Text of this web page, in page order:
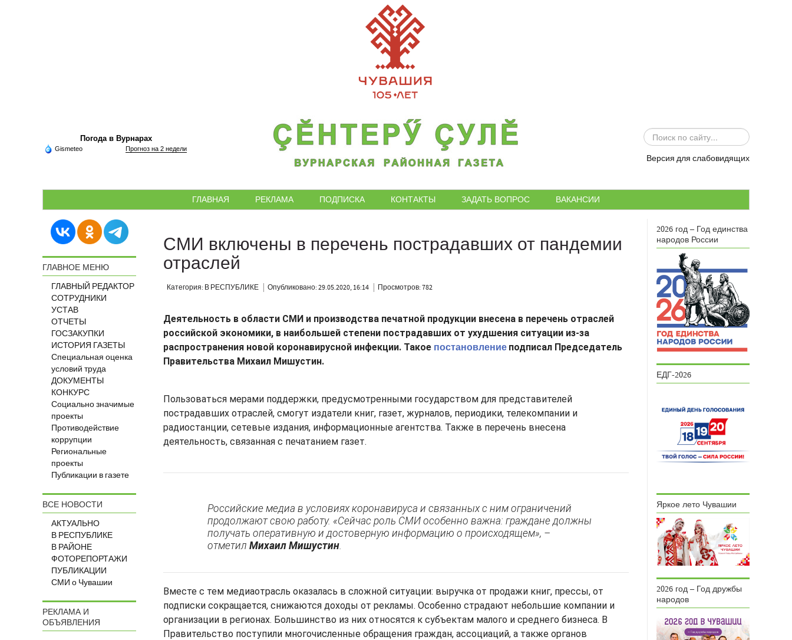
Погода в Вурнарах
Gismeteo Прогноз на 2 недели
ИСКАТЬ...
Версия для слабовидящих
ГЛАВНАЯ РЕКЛАМА ПОДПИСКА КОНТАКТЫ ЗАДАТЬ ВОПРОС ВАКАНСИИ
ГЛАВНОЕ МЕНЮ
ГЛАВНЫЙ РЕДАКТОР
СОТРУДНИКИ
УСТАВ
ОТЧЕТЫ
ГОСЗАКУПКИ
ИСТОРИЯ ГАЗЕТЫ
Специальная оценка
условий труда
ДОКУМЕНТЫ
КОНКУРС
Социально значимые
проекты
Противодействие
коррупции
Региональные
проекты
Публикации в газете
ВСЕ НОВОСТИ
АКТУАЛЬНО
В РЕСПУБЛИКЕ
В РАЙОНЕ
ФОТОРЕПОРТАЖИ
ПУБЛИКАЦИИ
СМИ о Чувашии
РЕКЛАМА И
ОБЪЯВЛЕНИЯ
СМИ включены в перечень пострадавших от пандемии
отраслей
Категория: В РЕСПУБЛИКЕ Опубликовано: 29.05.2020, 16:14 Просмотров: 782
Деятельность в области СМИ и производства печатной продукции внесена в перечень отраслей
российской экономики, в наибольшей степени пострадавших от ухудшения ситуации из-за
распространения новой коронавирусной инфекции. Такое постановление подписал Председатель
Правительства Михаил Мишустин.
Пользоваться мерами поддержки, предусмотренными государством для представителей
пострадавших отраслей, смогут издатели книг, газет, журналов, периодики, телекомпании и
радиостанции, сетевые издания, информационные агентства. Также в перечень внесена
деятельность, связанная с печатанием газет.
Российские медиа в условиях коронавируса и связанных с ним ограничений
продолжают свою работу. «Сейчас роль СМИ особенно важна: граждане должны
получать оперативную и достоверную информацию о происходящем», –
отметилМихаил Мишустин
Вместе с тем медиаотрасль оказалась в сложной ситуации: выручка от продажи книг, прессы, от
подписки сокращается, снижаются доходы от рекламы. Особенно страдают небольшие компании и
организации в регионах. Большинство из них относятся к субъектам малого и среднего бизнеса. В
Правительство поступили многочисленные обращения граждан, ассоциаций, а также органов
2026 год – Год единства
народов России
ЕДГ-2026
Яркое лето Чувашии
2026 год – Год дружбы
народов